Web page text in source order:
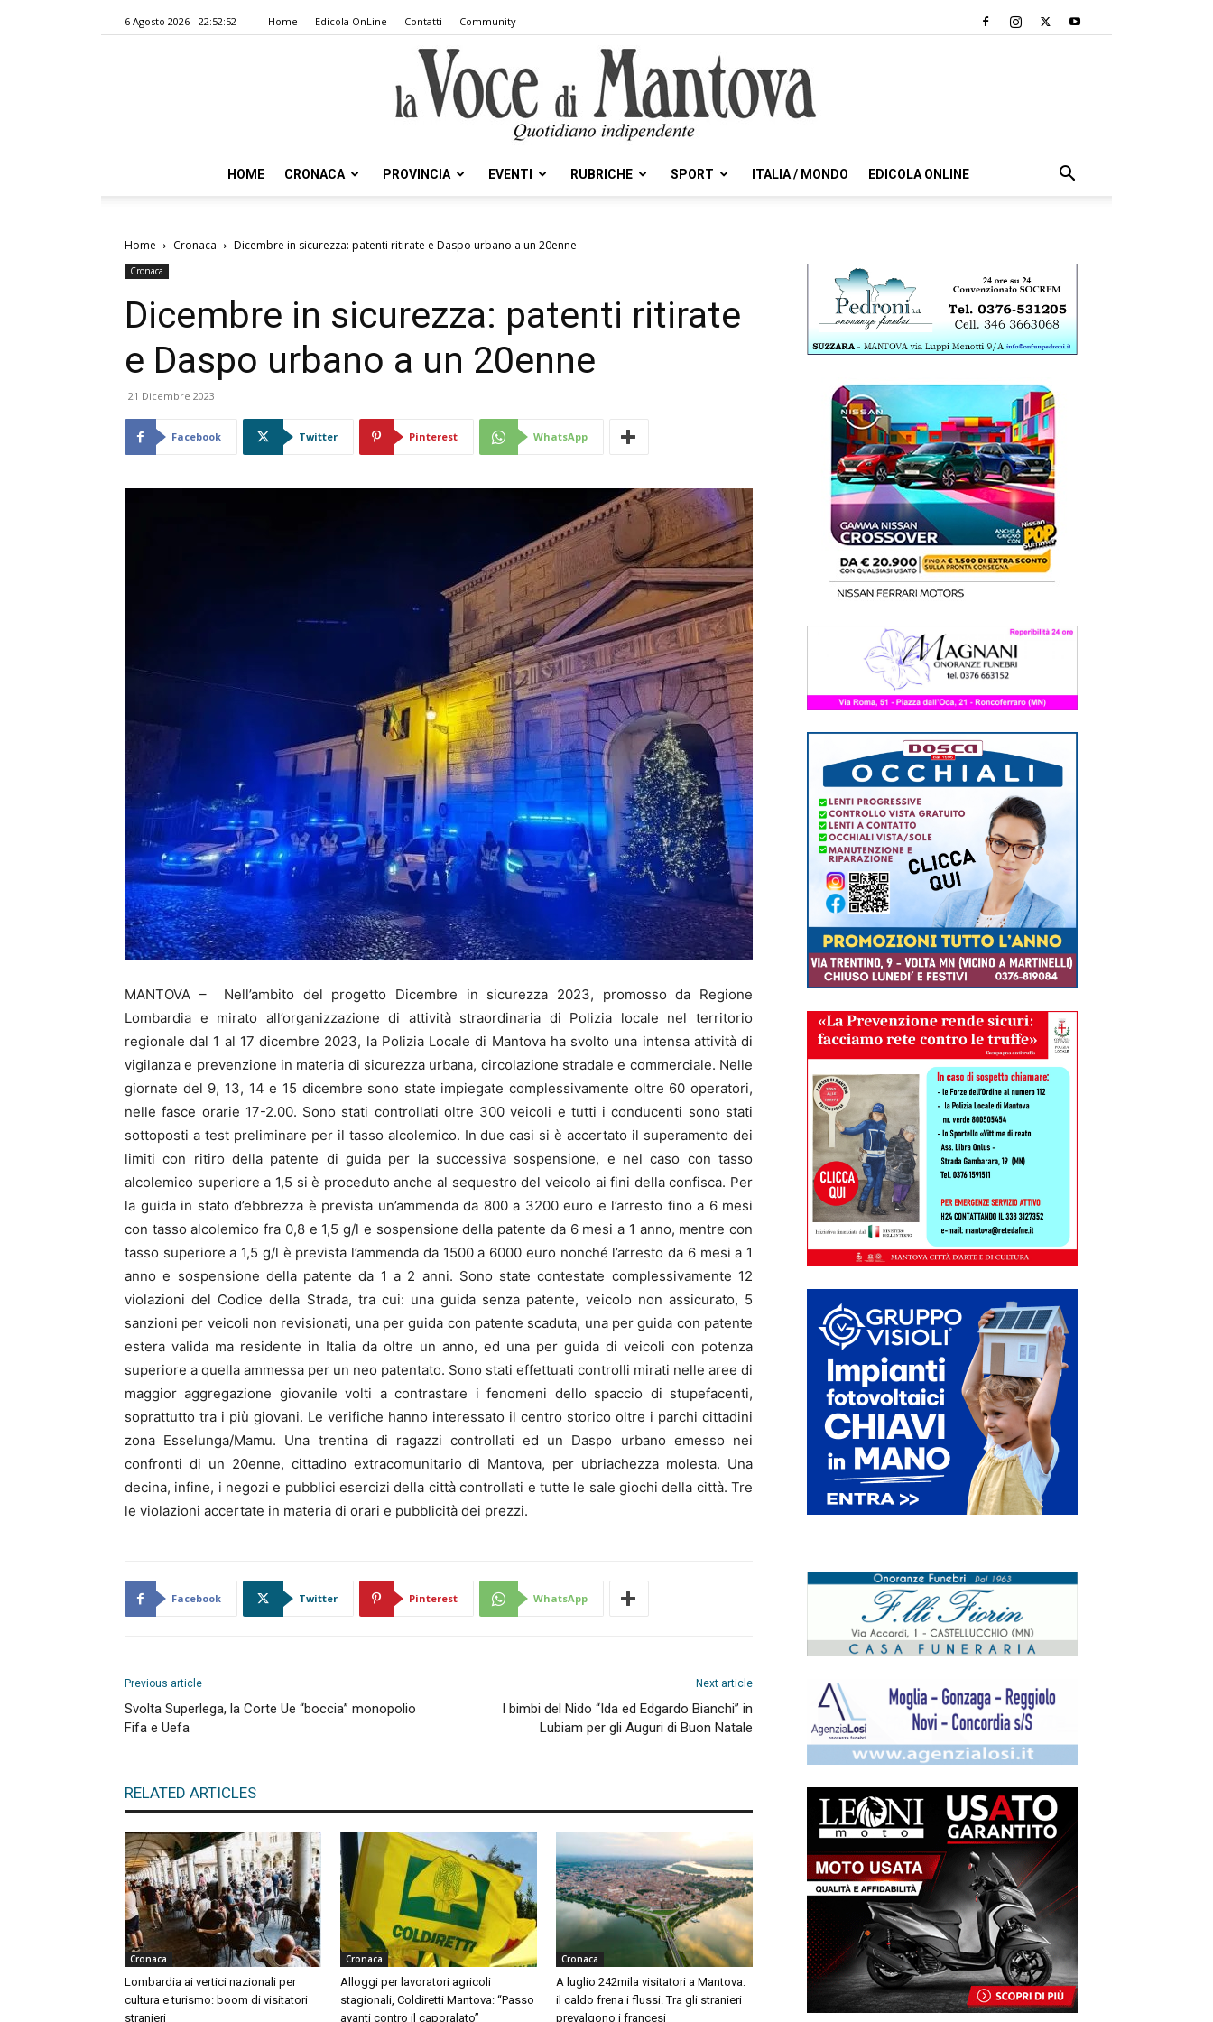
6 Agosto 2026 - 22:52:52 Home Edicola OnLine Contatti Community
Voce
Mantova
HOME CRONACA PROVINCIA EVENTI RUBRICHE SPORT ITALIA / MONDO EDICOLA ONLINE
Home Cronaca Dicembre in sicurezza: patenti ritirate e Daspo urbano a un 20enne
Cronaca
Dicembre in sicurezza: patenti ritirate
e Daspo urbano a un 20enne
21 Dicembre 2023
Facebook Twitter Pinterest WhatsApp
MANTOVA – Nell’ambito del progetto Dicembre in sicurezza 2023, promosso da Regione
Lombardia e mirato all’organizzazione di attività straordinaria di Polizia locale nel territorio
regionale dal 1 al 17 dicembre 2023, la Polizia Locale di Mantova ha svolto una intensa attività di
vigilanza e prevenzione in materia di sicurezza urbana, circolazione stradale e commerciale. Nelle
giornate del 9, 13, 14 e 15 dicembre sono state impiegate complessivamente oltre 60 operatori,
nelle fasce orarie 17-2.00. Sono stati controllati oltre 300 veicoli e tutti i conducenti sono stati
sottoposti a test preliminare per il tasso alcolemico. In due casi si è accertato il superamento dei
limiti con ritiro della patente di guida per la successiva sospensione, e nel caso con tasso
alcolemico superiore a 1,5 si è proceduto anche al sequestro del veicolo ai fini della confisca. Per
la guida in stato d’ebbrezza è prevista un’ammenda da 800 a 3200 euro e l’arresto fino a 6 mesi
con tasso alcolemico fra 0,8 e 1,5 g/l e sospensione della patente da 6 mesi a 1 anno, mentre con
tasso superiore a 1,5 g/l è prevista l’ammenda da 1500 a 6000 euro nonché l’arresto da 6 mesi a 1
anno e sospensione della patente da 1 a 2 anni. Sono state contestate complessivamente 12
violazioni del Codice della Strada, tra cui: una guida senza patente, veicolo non assicurato, 5
sanzioni per veicoli non revisionati, una per guida con patente scaduta, una per guida con patente
estera valida ma residente in Italia da oltre un anno, ed una per guida di veicoli con potenza
superiore a quella ammessa per un neo patentato. Sono stati effettuati controlli mirati nelle aree di
maggior aggregazione giovanile volti a contrastare i fenomeni dello spaccio di stupefacenti,
soprattutto tra i più giovani. Le verifiche hanno interessato il centro storico oltre i parchi cittadini
zona Esselunga/Mamu. Una trentina di ragazzi controllati ed un Daspo urbano emesso nei
confronti di un 20enne, cittadino extracomunitario di Mantova, per ubriachezza molesta. Una
decina, infine, i negozi e pubblici esercizi della città controllati e tutte le sale giochi della città. Tre
le violazioni accertate in materia di orari e pubblicità dei prezzi.
Facebook Twitter Pinterest WhatsApp
Previous article
Svolta Superlega, la Corte Ue “boccia” monopolio
Fifa e Uefa
Next article
I bimbi del Nido “Ida ed Edgardo Bianchi” in
Lubiam per gli Auguri di Buon Natale
RELATED ARTICLES
Cronaca
Lombardia ai vertici nazionali per
cultura e turismo: boom di visitatori
stranieri
Cronaca
Alloggi per lavoratori agricoli
stagionali, Coldiretti Mantova: “Passo
avanti contro il caporalato”
Cronaca
A luglio 242mila visitatori a Mantova:
il caldo frena i flussi. Tra gli stranieri
prevalgono i francesi